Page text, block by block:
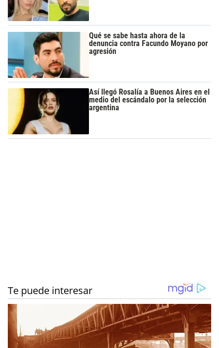
Qué se sabe hasta ahora de la
denuncia contra Facundo Moyano por
agresión
Así llegó Rosalía a Buenos Aires en el
medio del escándalo por la selección
argentina